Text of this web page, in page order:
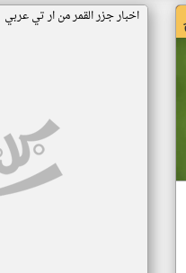
اخبار جزر القمر من ار تي عربي